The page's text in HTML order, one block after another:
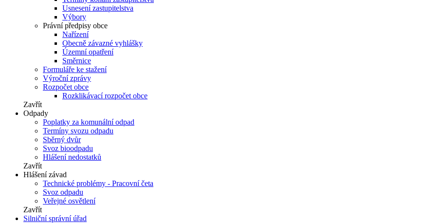
Usnesení zastupitelstva
Výbory
Právní předpisy obce
Nařízení
Obecně závazné vyhlášky
Územní opatření
Směrnice
Formuláře ke stažení
Výroční zprávy
Rozpočet obce
Rozklikávací rozpočet obce
Zavřít
Odpady
Poplatky za komunální odpad
Termíny svozu odpadu
Sběrný dvůr
Svoz bioodpadu
Hlášení nedostatků
Zavřít
Hlášení závad
Technické problémy - Pracovní četa
Svoz odpadu
Veřejné osvětlení
Zavřít
Silniční správní úřad